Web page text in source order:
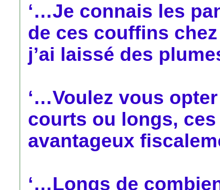
‘…Je connais les
de ces couffins
j’ai laissé des
‘…Voulez vous
courts ou longs,
avantageux
‘…Longs de